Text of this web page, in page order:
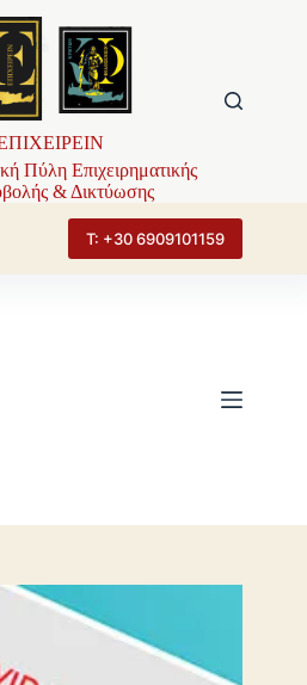
Πύλη Επιχειρηματικής
& Δικτύωσης
Τ: +30 6909101159